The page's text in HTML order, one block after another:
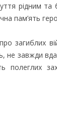
рідним та
пам’ять
загиблих
не завжди
полеглих